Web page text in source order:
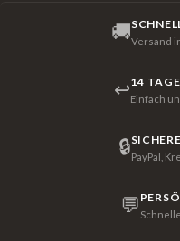
🚚Versand
↩14
Einfach
🔒PayPal,
💬